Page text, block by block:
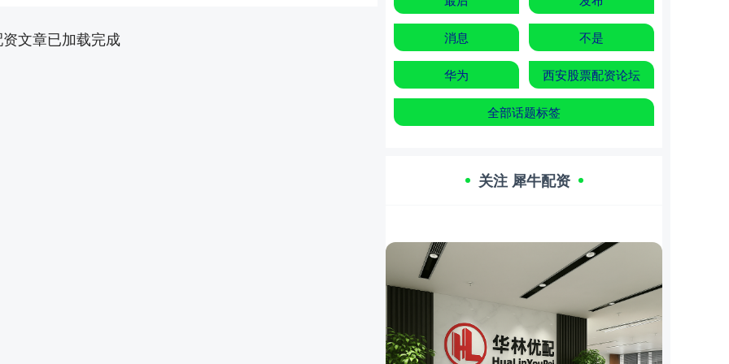
文章已加载完成 消息 不是
华为 西安股票配资论坛
全部话题标签
关注 犀牛配资